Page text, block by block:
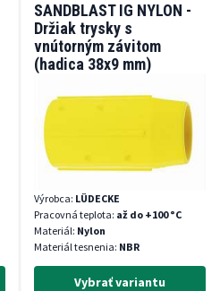
SANDBLAST IG NYLON -
Držiak trysky s
vnútorným závitom
(hadica 38x9 mm)
Výrobca: LÜDECKE
Pracovná teplota: až do +100 °C
Materiál: Nylon
Materiál tesnenia: NBR
Vybrať variantu